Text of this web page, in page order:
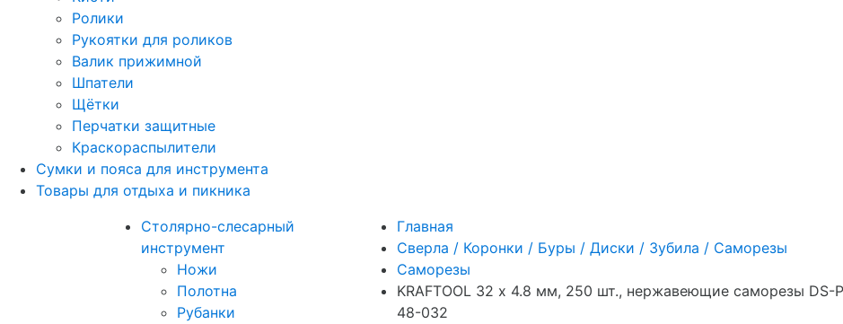
Ролики
Рукоятки для роликов
Валик прижимной
Шпатели
Щётки
Перчатки защитные
Краскораспылители
Сумки и пояса для инструмента
Товары для отдыха и пикника
Столярно-слесарный
инструмент
Ножи
Полотна
Рубанки
Главная
Сверла / Коронки / Буры / Диски / Зубила / Саморезы
Саморезы
KRAFTOOL 32 х 4.8 мм, 250 шт., нержавеющие саморезы DS-
48-032